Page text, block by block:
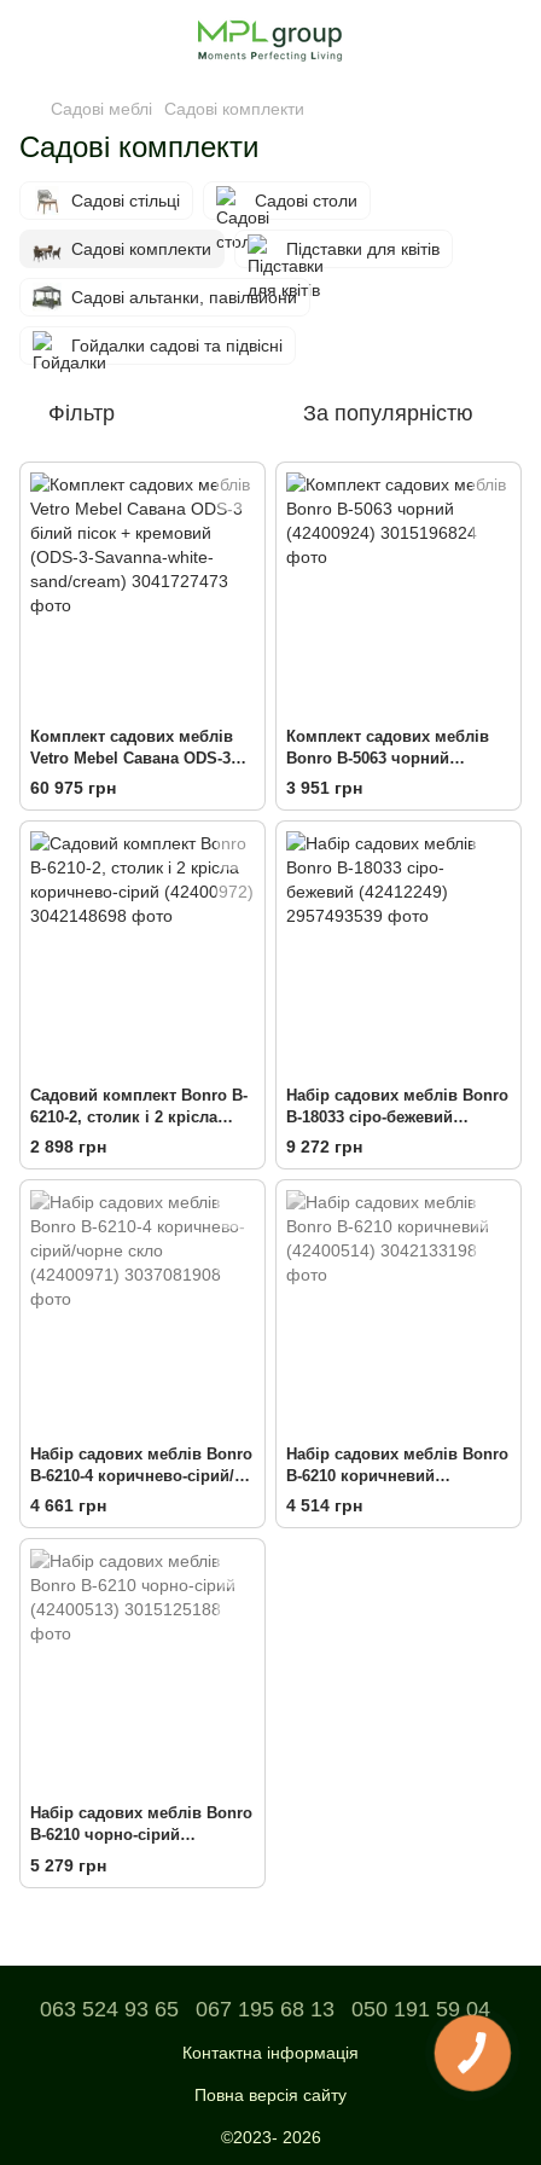
Садові меблі Садові комплекти
Садові комплекти
Садові стільці Садові столи
Садові комплекти Підставки для квітів
Садові альтанки, павільйони
Гойдалки садові та підвісні
Фільтр За популярністю
Комплект садових меблів
Vetro Mebel Савана ODS-3
білий пісок + кремовий
(ODS-3-Savanna-white-
sand/cream)
60 975 грн
Комплект садових меблів
Bonro B-5063 чорний
(42400924)
3 951 грн
Садовий комплект Bonro B-
6210-2, столик і 2 крісла
коричнево-сірий (42400972)
2 898 грн
Набір садових меблів Bonro
B-18033 сіро-бежевий
(42412249)
9 272 грн
Набір садових меблів Bonro
B-6210-4 коричнево-сірий/
чорне скло (42400971)
4 661 грн
Набір садових меблів Bonro
B-6210 коричневий
(42400514)
4 514 грн
Набір садових меблів Bonro
B-6210 чорно-сірий
(42400513)
5 279 грн
063 524 93 65 067 195 68 13 050 191 59 04
Контактна інформація
Повна версія сайту
©2023- 2026